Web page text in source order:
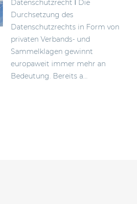
Datenschutzrecht ǀ Die
Durchsetzung des
Datenschutzrechts in Form von
privaten Verbands- und
Sammelklagen gewinnt
europaweit immer mehr an
Bedeutung. Bereits a...